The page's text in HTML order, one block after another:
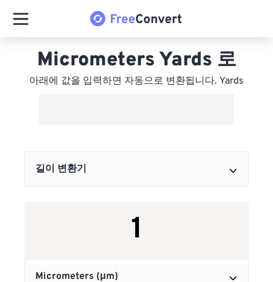
Micrometers Yards 로
아래에 값을 입력하면 자동으로 변환됩니다. Yards